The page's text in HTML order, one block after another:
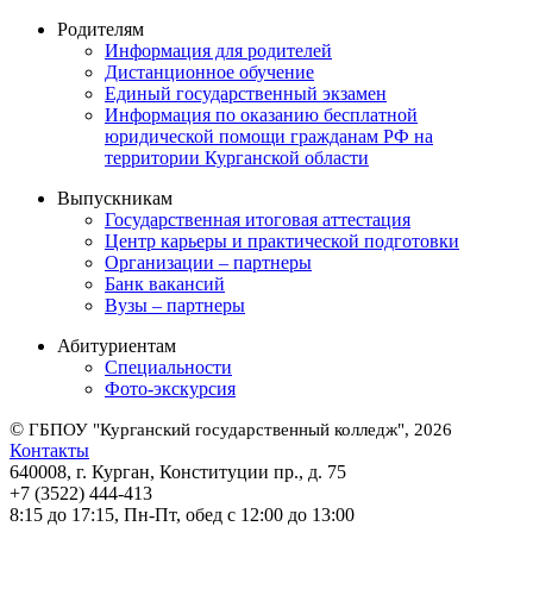
Родителям
Информация для родителей
Дистанционное обучение
Единый государственный экзамен
Информация по оказанию бесплатной
юридической помощи гражданам РФ на
территории Курганской области
Выпускникам
Государственная итоговая аттестация
Центр карьеры и практической подготовки
Организации – партнеры
Банк вакансий
Вузы – партнеры
Абитуриентам
Специальности
Фото-экскурсия
© ГБПОУ "Курганский государственный колледж", 2026
Контакты
640008, г. Курган, Конституции пр., д. 75
+7 (3522) 444-413
8:15 до 17:15, Пн-Пт, обед с 12:00 до 13:00